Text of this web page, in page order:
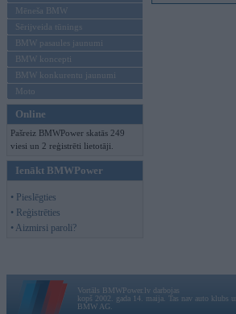
Mēneša BMW
Sērijveida tūnings
BMW pasaules jaunumi
BMW koncepti
BMW konkurentu jaunumi
Moto
Online
Pašreiz BMWPower skatās 249
viesi un 2 reģistrēti lietotāji.
Ienākt BMWPower
• Pieslēgties
• Reģistrēties
• Aizmirsi paroli?
Vortāls BMWPower.lv darbojas
kopš 2002. gada 14. maija. Tas nav auto klubs
BMW AG.